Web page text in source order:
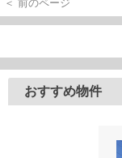
＜ 前のページ
おすすめ物件